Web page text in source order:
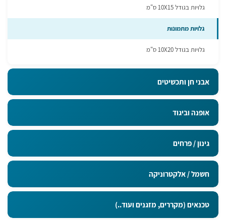
גלויות בגודל 10X15 ס"מ
גלויות מתמונות
גלויות בגודל 10X20 ס"מ
אבני חן ותכשיטים
אופנה וביגוד
גינון / פרחים
חשמל / אלקטרוניקה
טכנאים (מקררים, מזגנים ועוד..)